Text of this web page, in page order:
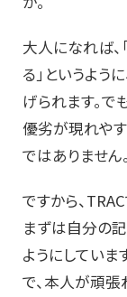
大人になれば、
る」というよう
げられます。で
優劣が現れや
ではありません。
ですから、
まずは自分の
ようにしてい
で、本人が頑張